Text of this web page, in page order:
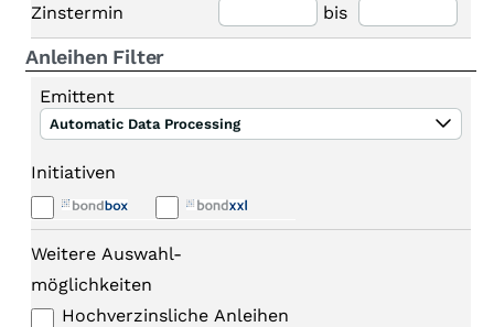
Zinstermin bis
Anleihen Filter
Emittent
Automatic Data Processing
Initiativen
Weitere Auswahl-
möglichkeiten
Hochverzinsliche Anleihen